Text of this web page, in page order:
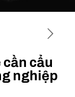
cần cẩu
nghiệp